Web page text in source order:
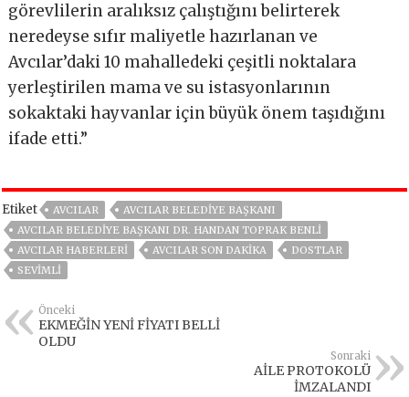
görevlilerin aralıksız çalıştığını belirterek
neredeyse sıfır maliyetle hazırlanan ve
Avcılar’daki 10 mahalledeki çeşitli noktalara
yerleştirilen mama ve su istasyonlarının
sokaktaki hayvanlar için büyük önem taşıdığını
ifade etti.”
Etiket AVCILAR
AVCILAR BELEDIYE BAŞKANI
AVCILAR BELEDIYE BAŞKANI DR. HANDAN TOPRAK BENLI
AVCILAR HABERLERI
AVCILAR SON DAKIKA
DOSTLAR
SEVIMLI
Önceki
EKMEĞİN YENİ FİYATI BELLİ
OLDU
Sonraki
AİLE PROTOKOLÜ
İMZALANDI